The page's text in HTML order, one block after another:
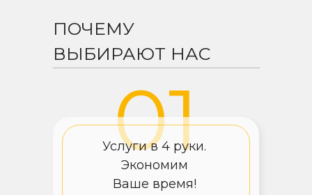
ПОЧЕМУ
ВЫБИРАЮТ НАС
01
Услуги в 4 руки.
Экономим
Ваше время!